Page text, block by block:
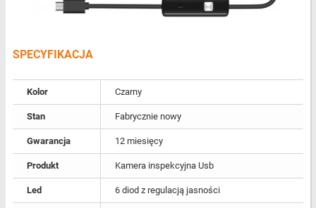
SPECYFIKACJA
Kolor Czarny
Stan Fabrycznie nowy
Gwarancja 12 miesięcy
Produkt Kamera inspekcyjna Usb
Led 6 diod z regulacją jasności